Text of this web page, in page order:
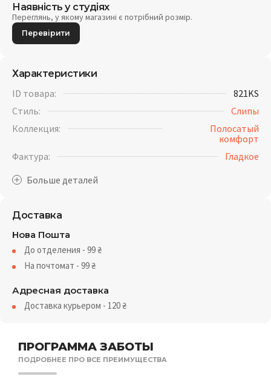
ПРОГРАММА ЗАБОТЫ
ПОДРОБНЕЕ ПРО ВСЕ ПРЕИМУЩЕСТВА
Наявність у студіях
Переглянь, у якому магазині є потрібний розмір.
Перевірити
Характеристики
ID товара:
821KS
Стиль:
Слипы
Коллекция:
Полосатый
комфорт
Фактура:
Гладкое
Доставка
Нова Пошта
До отделения - 99₴
На почтомат - 99₴
Адресная доставка
Доставка курьером - 120₴